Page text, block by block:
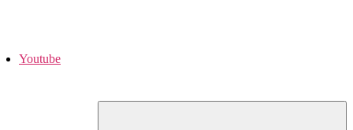
Youtube